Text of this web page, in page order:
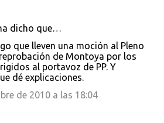
dicho que…
que lleven una moción al Pleno
de Montoya por los
al portavoz de PP. Y
dé explicaciones.
de 2010 a las 18:04